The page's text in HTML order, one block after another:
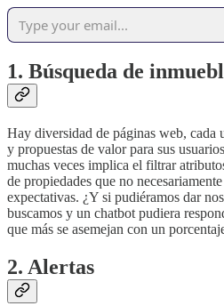
1. Búsqueda de
Hay diversidad de páginas web, cada
y propuestas de valor para sus
muchas veces implica el filtrar
de propiedades que no
expectativas. ¿Y si pudiéramos dar
buscamos y un chatbot pudiera
que más se asemejan con un
2. Alertas